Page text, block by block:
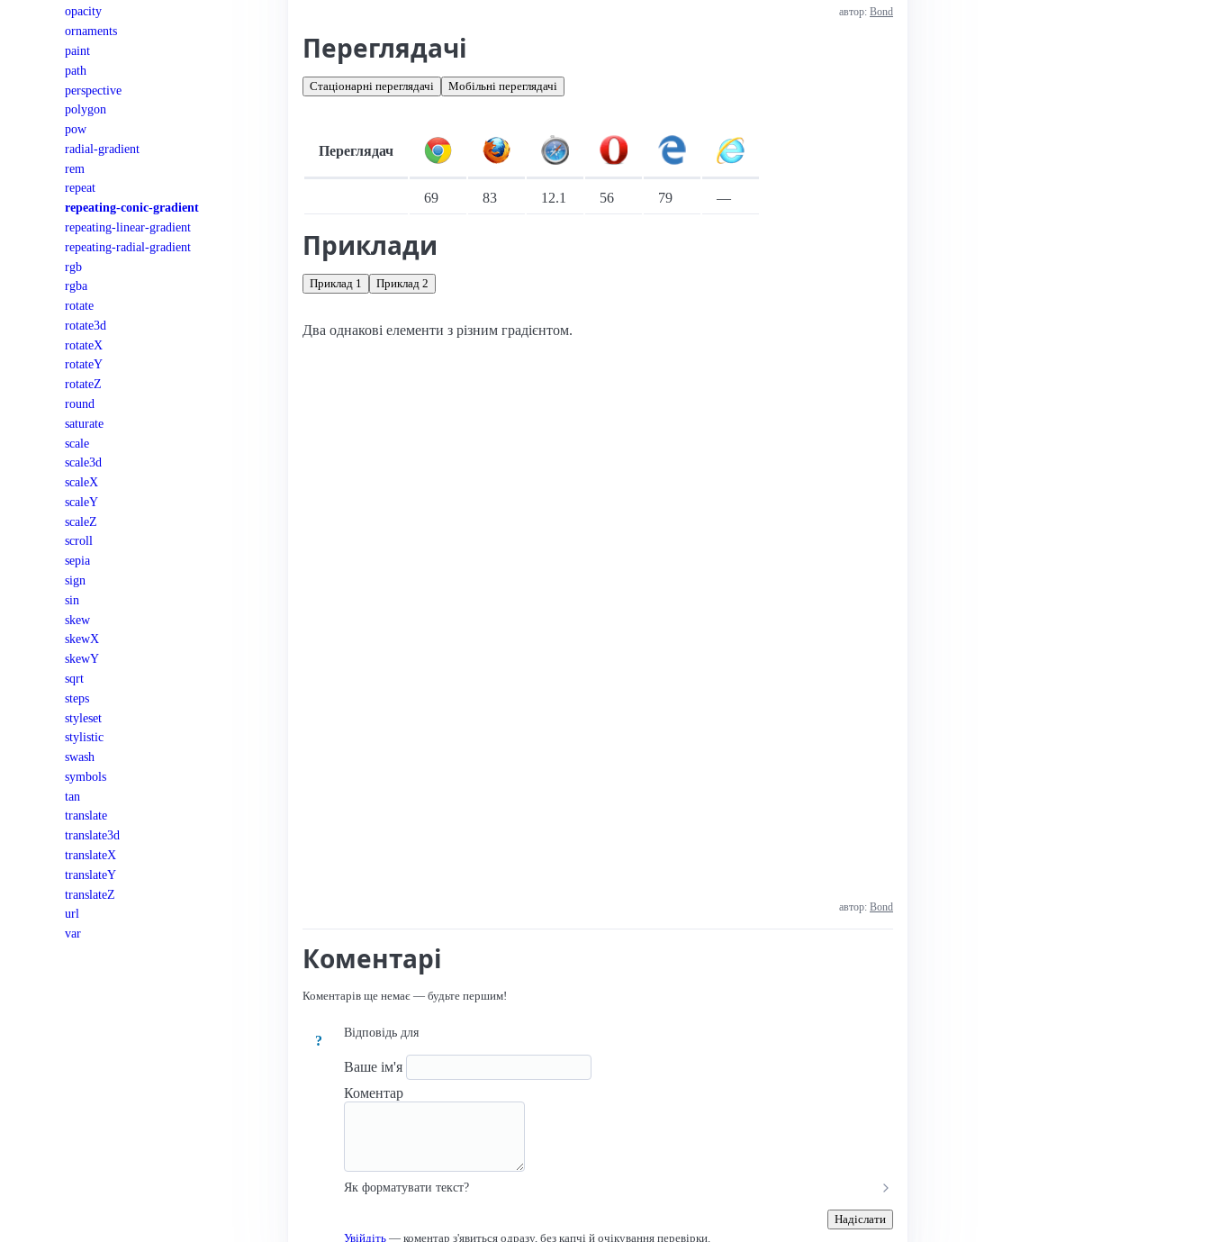
opacity
ornaments
paint
path
perspective
polygon
pow
radial-gradient
rem
repeat
repeating-conic-gradient
repeating-linear-gradient
repeating-radial-gradient
rgb
rgba
rotate
rotate3d
rotateX
rotateY
rotateZ
round
saturate
scale
scale3d
scaleX
scaleY
scaleZ
scroll
sepia
sign
sin
skew
skewX
skewY
sqrt
steps
styleset
stylistic
swash
symbols
tan
translate
translate3d
translateX
translateY
translateZ
url
var
автор: Bond
Переглядачі
Стаціонарні переглядачі Мобільні переглядачі
Переглядач
69 83 12.1 56 79 —
Приклади
Приклад 1 Приклад 2
Два однакові елементи з різним градієнтом.
автор: Bond
Коментарі
Коментарів ще немає — будьте першим!
?
Відповідь для
Ваше ім'я
Коментар
Як форматувати текст?
Надіслати
Увійдіть — коментар з'явиться одразу, без капчі й очікування перевірки.